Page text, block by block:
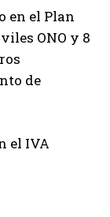
en el Plan
ONO y 8
de
el IVA